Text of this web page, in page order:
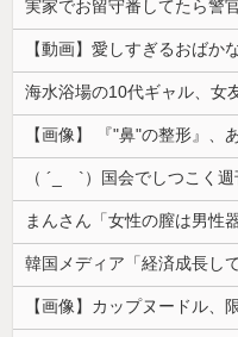
【画像】カップヌードル、